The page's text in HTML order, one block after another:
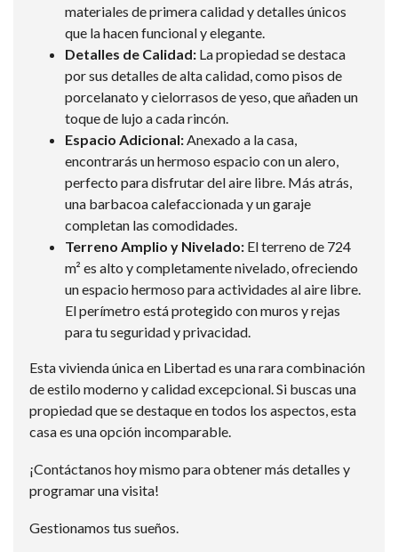
materiales de primera calidad y detalles únicos
que la hacen funcional y elegante.
Detalles de Calidad: La propiedad se destaca
por sus detalles de alta calidad, como pisos de
porcelanato y cielorrasos de yeso, que añaden un
toque de lujo a cada rincón.
Espacio Adicional:Anexado a la casa,
encontrarás un hermoso espacio con un alero,
perfecto para disfrutar del aire libre. Más atrás,
una barbacoa calefaccionada y un garaje
completan las comodidades.
Terreno Amplio y Nivelado: El terreno de 724
m² es alto y completamente nivelado, ofreciendo
un espacio hermoso para actividades al aire libre.
El perímetro está protegido con muros y rejas
para tu seguridad y privacidad.
Esta vivienda única en Libertad es una rara combinación
de estilo moderno y calidad excepcional. Si buscas una
propiedad que se destaque en todos los aspectos, esta
casa es una opción incomparable.
¡Contáctanos hoy mismo para obtener más detalles y
programar una visita!
Gestionamos tus sueños.